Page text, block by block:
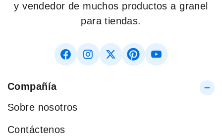
y vendedor de muchos productos a granel
para tiendas.
Compañía
Sobre nosotros
Contáctenos